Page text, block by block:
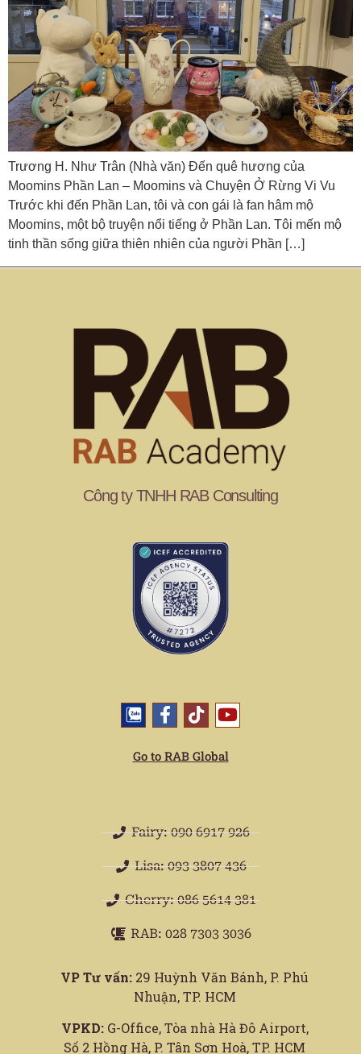
Trương H. Như Trân (Nhà văn) Đến quê hương của
Moomins Phần Lan – Moomins và Chuyện Ở Rừng Vi Vu
Trước khi đến Phần Lan, tôi và con gái là fan hâm mộ
Moomins, một bộ truyện nổi tiếng ở Phần Lan. Tôi mến mộ
tinh thần sống giữa thiên nhiên của người Phần […]
Công ty TNHH RAB Consulting
Go to RAB Global
Fairy: 090 6917 926
Lisa: 093 3807 436
Cherry: 086 5614 381
RAB: 028 7303 3036
VP Tư vấn: 29 Huỳnh Văn Bánh, P. Phú
Nhuận, TP. HCM
VPKD:G-Office, Tòa nhà Hà Đô Airport,
Số 2 Hồng Hà, P. Tân Sơn Hoà, TP. HCM